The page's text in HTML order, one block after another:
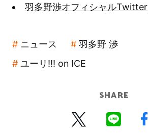
羽多野渉オフィシャルTwitter
ニュース
羽多野 渉
ユーリ!!! on ICE
SHARE